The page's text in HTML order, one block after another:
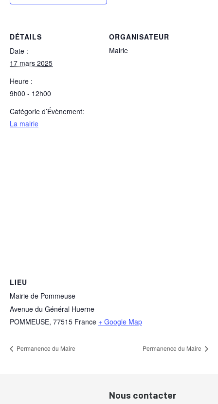
DÉTAILS
Date :
17 mars 2025
Heure :
9h00 - 12h00
Catégorie d’Évènement:
La mairie
ORGANISATEUR
Mairie
LIEU
Mairie de Pommeuse
Avenue du Général Huerne
POMMEUSE, 77515 France + Google Map
Permanence du Maire Permanence du Maire
Nous contacter